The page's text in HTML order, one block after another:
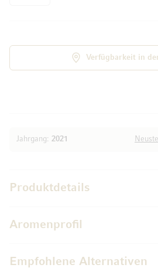
Jahrgang: 2021
Verfügbarkeit in
Produktdetails
Aromenprofil
Empfohlene Alternativen